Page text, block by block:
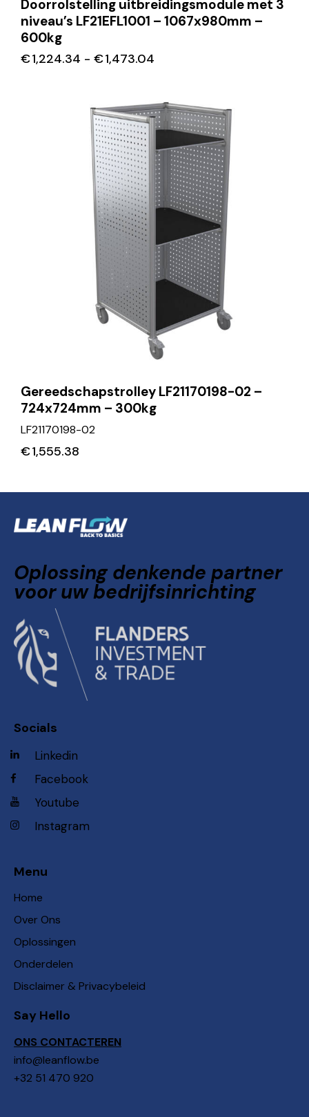
Doorrolstelling uitbreidingsmodule met 3
niveau’s LF21EFL1001 – 1067x980mm –
600kg
€1,224.34 - €1,473.04
Gereedschapstrolley LF21170198-02 –
724x724mm – 300kg
LF21170198-02
€1,555.38
Oplossing denkende partner
voor uw bedrijfsinrichting
Socials
Linkedin
Facebook
Youtube
Instagram
Menu
Home
Over Ons
Oplossingen
Onderdelen
Disclaimer & Privacybeleid
Say Hello
ONS CONTACTEREN
info@leanflow.be
+32 51 470 920